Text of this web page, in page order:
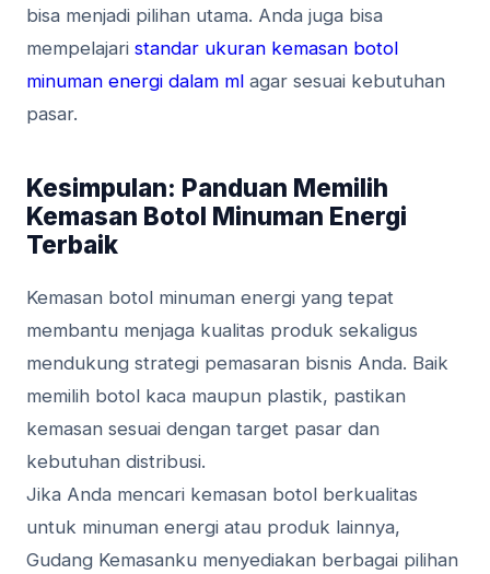
bisa menjadi pilihan utama. Anda juga bisa
mempelajari standar ukuran kemasan botol
minuman energi dalam ml agar sesuai kebutuhan
pasar.
Kesimpulan: Panduan Memilih
Kemasan Botol Minuman Energi
Terbaik
Kemasan botol minuman energi yang tepat
membantu menjaga kualitas produk sekaligus
mendukung strategi pemasaran bisnis Anda. Baik
memilih botol kaca maupun plastik, pastikan
kemasan sesuai dengan target pasar dan
kebutuhan distribusi.
Jika Anda mencari kemasan botol berkualitas
untuk minuman energi atau produk lainnya,
Gudang Kemasanku menyediakan berbagai pilihan